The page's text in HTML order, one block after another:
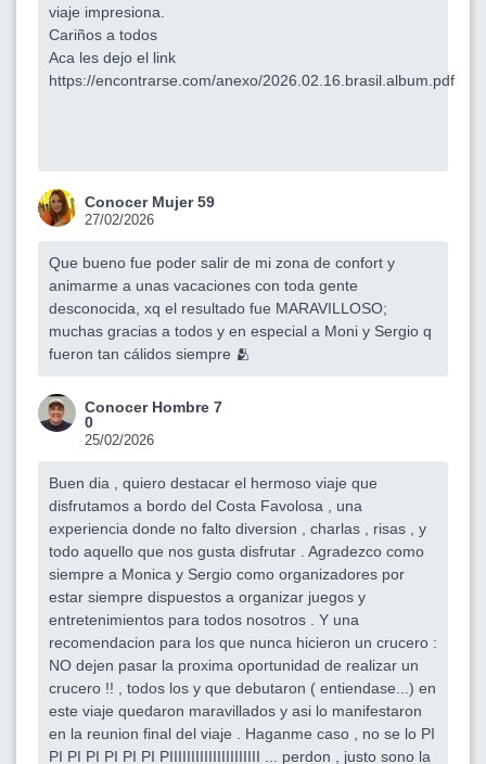
viaje impresiona.
Cariños a todos
Aca les dejo el link
https://encontrarse.com/anexo/2026.02.16.brasil.album.pdf
Conocer Mujer 59
27/02/2026
Que bueno fue poder salir de mi zona de confort y
animarme a unas vacaciones con toda gente
desconocida, xq el resultado fue MARAVILLOSO;
muchas gracias a todos y en especial a Moni y Sergio q
fueron tan cálidos siempre 🫂
Conocer Hombre 7
0
25/02/2026
Buen dia , quiero destacar el hermoso viaje que
disfrutamos a bordo del Costa Favolosa , una
experiencia donde no falto diversion , charlas , risas , y
todo aquello que nos gusta disfrutar . Agradezco como
siempre a Monica y Sergio como organizadores por
estar siempre dispuestos a organizar juegos y
entretenimientos para todos nosotros . Y una
recomendacion para los que nunca hicieron un crucero :
NO dejen pasar la proxima oportunidad de realizar un
crucero !! , todos los y que debutaron ( entiendase...) en
este viaje quedaron maravillados y asi lo manifestaron
en la reunion final del viaje . Haganme caso , no se lo PI
PI PI PI PI PI PI PIIIIIIIIIIIIIIIIIIIII ... perdon , justo sono la